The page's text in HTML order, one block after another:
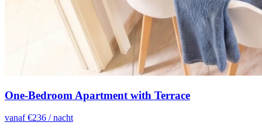
One-Bedroom Apartment with Terrace
vanaf €236 / nacht